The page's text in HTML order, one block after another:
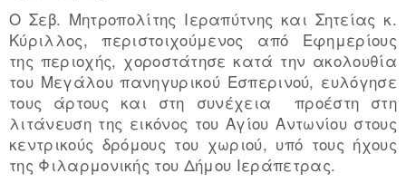
O Σεβ. Μητροπολίτης Ιεραπύτνης και Σητείας κ.
Κύριλλος, περιστοιχούμενος από Εφημερίους
της περιοχής, χοροστάτησε κατά την ακολουθία
του Μεγάλου πανηγυρικού Εσπερινού, ευλόγησε
τους άρτους και στη συνέχεια προέστη στη
λιτάνευση της εικόνος του Αγίου Αντωνίου στους
κεντρικούς δρόμους του χωριού, υπό τους ήχους
της Φιλαρμονικής του Δήμου Ιεράπετρας.